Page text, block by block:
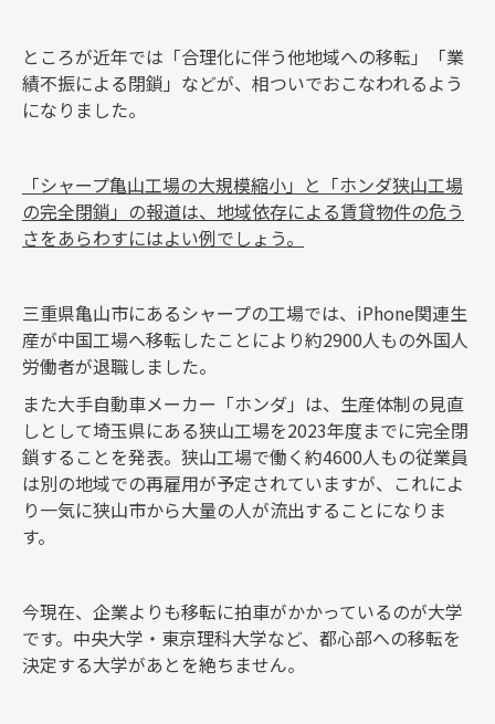
ところが近年では「合理化に伴う他地域への移転」「業
績不振による閉鎖」などが、相ついでおこなわれるよう
になりました。
「シャープ亀山工場の大規模縮小」と「ホンダ狭山工場
の完全閉鎖」の報道は、地域依存による賃貸物件の危う
さをあらわすにはよい例でしょう。
三重県亀山市にあるシャープの工場では、iPhone関連生
産が中国工場へ移転したことにより約2900人もの外国人
労働者が退職しました。
また大手自動車メーカー「ホンダ」は、生産体制の見直
しとして埼玉県にある狭山工場を2023年度までに完全閉
鎖することを発表。狭山工場で働く約4600人もの従業員
は別の地域での再雇用が予定されていますが、これによ
り一気に狭山市から大量の人が流出することになりま
す。
今現在、企業よりも移転に拍車がかかっているのが大学
です。中央大学・東京理科大学など、都心部への移転を
決定する大学があとを絶ちません。